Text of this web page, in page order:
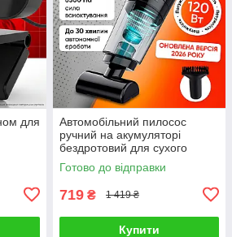
для
Автомобільний пилосос
ручний на акумуляторі
бездротовий для сухого
прибирання автопилосос для
салону автомобіля з
Готово до відправки
719 ₴ 1 419 ₴
Купити